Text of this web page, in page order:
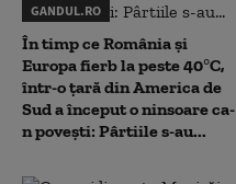
GANDUL.RO
În timp ce România și
Europa fierb la peste 40°C,
într-o țară din America de
Sud a început o ninsoare ca-
n povești: Pârtiile s-au...